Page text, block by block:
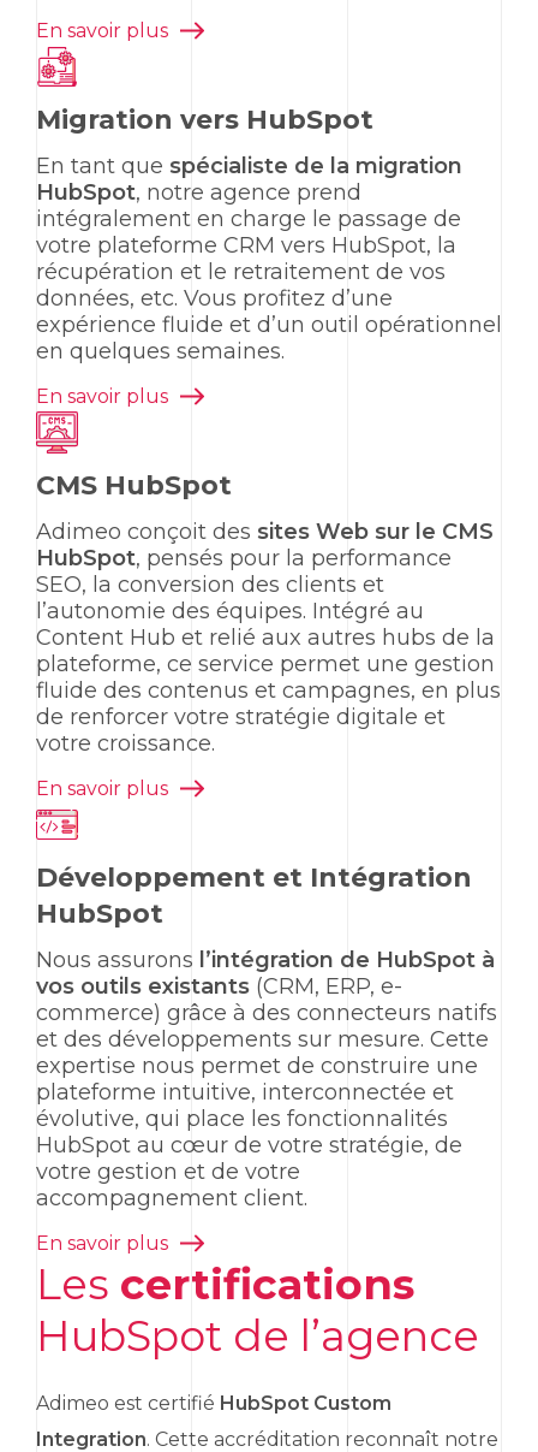
En savoir plus
Migration vers HubSpot
En tant que spécialiste de la migration
HubSpot, notre agence prend
intégralement en charge le passage de
votre plateforme CRM vers HubSpot, la
récupération et le retraitement de vos
données, etc. Vous profitez d’une
expérience fluide et d’un outil opérationnel
en quelques semaines.
En savoir plus
CMS HubSpot
Adimeo conçoit des sites Web sur le CMS
HubSpot, pensés pour la performance
SEO, la conversion des clients et
l’autonomie des équipes. Intégré au
Content Hub et relié aux autres hubs de la
plateforme, ce service permet une gestion
fluide des contenus et campagnes, en plus
de renforcer votre stratégie digitale et
votre croissance.
En savoir plus
Développement et Intégration
HubSpot
Nous assurons l’intégration de HubSpot à
vos outils existants (CRM, ERP, e-
commerce) grâce à des connecteurs natifs
et des développements sur mesure. Cette
expertise nous permet de construire une
plateforme intuitive, interconnectée et
évolutive, qui place les fonctionnalités
HubSpot au cœur de votre stratégie, de
votre gestion et de votre
accompagnement client.
En savoir plus
Les certifications
HubSpot de l’agence
Adimeo est certifié HubSpot Custom
Integration. Cette accréditation reconnaît notre